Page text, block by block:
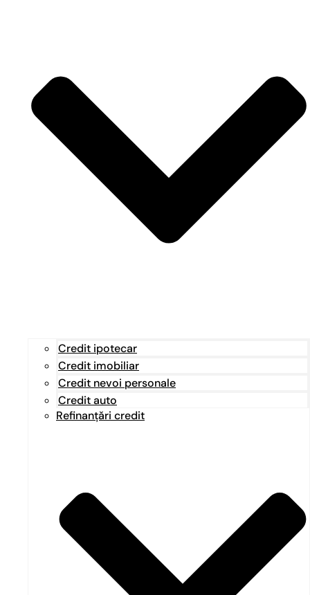
Credit ipotecar
Credit imobiliar
Credit nevoi personale
Credit auto
Refinanțări credit